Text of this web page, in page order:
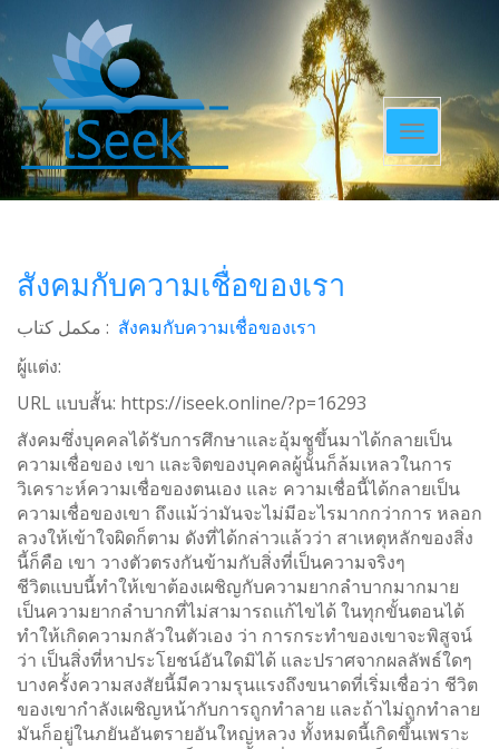
Toggle
navigation
สังคมกับความเชื่อของเรา
مکمل کتاب : สังคมกับความเชื่อของเรา
ผู้แต่ง:
URL แบบสั้น: https://iseek.online/?p=16293
สังคมซึ่งบุคคลได้รับการศึกษาและอุ้มชูขึ้นมาได้กลายเป็น
ความเชื่อของ เขา และจิตของบุคคลผู้นั้นก็ล้มเหลวในการ
วิเคราะห์ความเชื่อของตนเอง และ ความเชื่อนี้ได้กลายเป็น
ความเชื่อของเขา ถึงแม้ว่ามันจะไม่มีอะไรมากกว่าการ หลอก
ลวงให้เข้าใจผิดก็ตาม ดังที่ได้กล่าวแล้วว่า สาเหตุหลักของสิ่ง
นี้ก็คือ เขา วางตัวตรงกันข้ามกับสิ่งที่เป็นความจริงๆ
ชีวิตแบบนี้ทำให้เขาต้องเผชิญกับความยากลำบากมากมาย
เป็นความยากลำบากที่ไม่สามารถแก้ไขได้ ในทุกขั้นตอนได้
ทำให้เกิดความกลัวในตัวเอง ว่า การกระทำของเขาจะพิสูจน์
ว่า เป็นสิ่งที่หาประโยชน์อันใดมิได้ และปราศจากผลลัพธ์ใดๆ
บางครั้งความสงสัยนี้มีความรุนแรงถึงขนาดที่เริ่มเชื่อว่า ชีวิต
ของเขากำลังเผชิญหน้ากับการถูกทำลาย และถ้าไม่ถูกทำลาย
มันก็อยู่ในภยันอันตรายอันใหญ่หลวง ทั้งหมดนี้เกิดขึ้นเพราะ